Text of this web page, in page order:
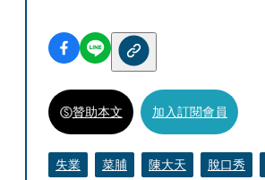
贊助本文 加入訂閱會員
失業 菜脯 陳大天 脫口秀